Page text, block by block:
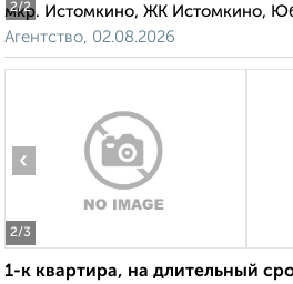
2/2
мкр. Истомкино, ЖК Истомкино,
Агентство, 02.08.2026
2/3
‹
1-к квартира, на длительный